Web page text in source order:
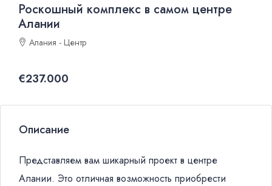
Роскошный комплекс в самом центре
Алании
Алания - Центр
€237.000
Описание
Представляем вам шикарный проект в центре
Алании. Это отличная возможность приобрести